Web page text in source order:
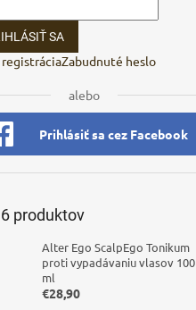
SA
registráciaZabudnuté heslo
alebo
Prihlásiť sa cez Facebook
produktov
Alter Ego ScalpEgo Tonikum
proti vypadávaniu vlasov 100
ml
€28,90